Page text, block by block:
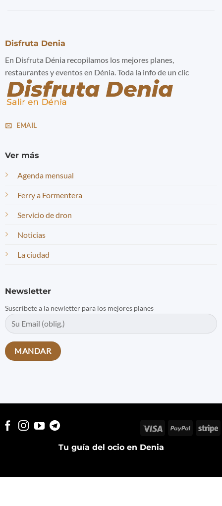
Disfruta Denia
En Disfruta Dénia recopilamos los mejores planes,
restaurantes y eventos en Dénia. Toda la info de un clic
EMAIL
Ver más
Agenda mensual
Ferry a Formentera
Servicio de dron
Noticias
La ciudad
Newsletter
Suscríbete a la newletter para los mejores planes
Tu guía del ocio en Denia
Visa PayPal